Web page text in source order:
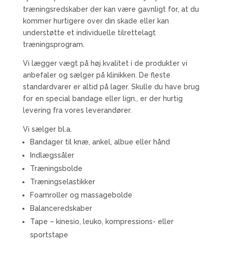
træningsredskaber der kan være gavnligt for, at du
kommer hurtigere over din skade eller kan
understøtte et individuelle tilrettelagt
træningsprogram.
Vi lægger vægt på høj kvalitet i de produkter vi
anbefaler og sælger på klinikken. De fleste
standardvarer er altid på lager. Skulle du have brug
for en special bandage eller lign., er der hurtig
levering fra vores leverandører.
Vi sælger bl.a.
Bandager til knæ, ankel, albue eller hånd
Indlægssåler
Træningsbolde
Træningselastikker
Foamroller og massagebolde
Balanceredskaber
Tape – kinesio, leuko, kompressions- eller
sportstape